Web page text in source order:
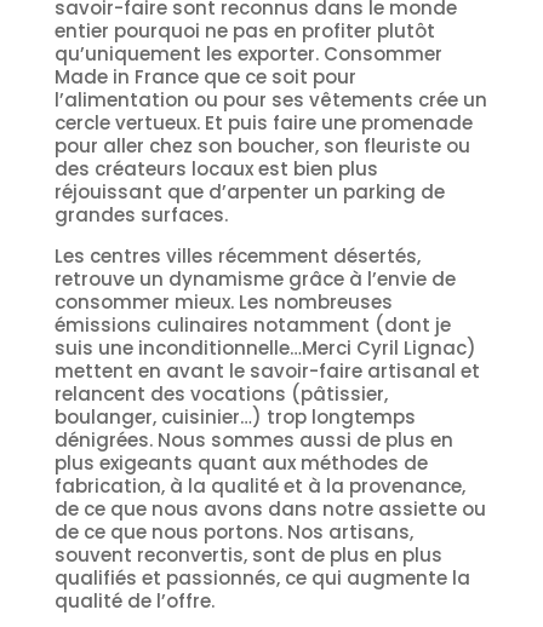
savoir-faire sont reconnus dans le monde
entier pourquoi ne pas en profiter plutôt
qu’uniquement les exporter. Consommer
Made in France que ce soit pour
l’alimentation ou pour ses vêtements crée un
cercle vertueux. Et puis faire une promenade
pour aller chez son boucher, son fleuriste ou
des créateurs locaux est bien plus
réjouissant que d’arpenter un parking de
grandes surfaces.
Les centres villes récemment désertés,
retrouve un dynamisme grâce à l’envie de
consommer mieux. Les nombreuses
émissions culinaires notamment (dont je
suis une inconditionnelle…Merci Cyril Lignac)
mettent en avant le savoir-faire artisanal et
relancent des vocations (pâtissier,
boulanger, cuisinier…) trop longtemps
dénigrées. Nous sommes aussi de plus en
plus exigeants quant aux méthodes de
fabrication, à la qualité et à la provenance,
de ce que nous avons dans notre assiette ou
de ce que nous portons. Nos artisans,
souvent reconvertis, sont de plus en plus
qualifiés et passionnés, ce qui augmente la
qualité de l’offre.